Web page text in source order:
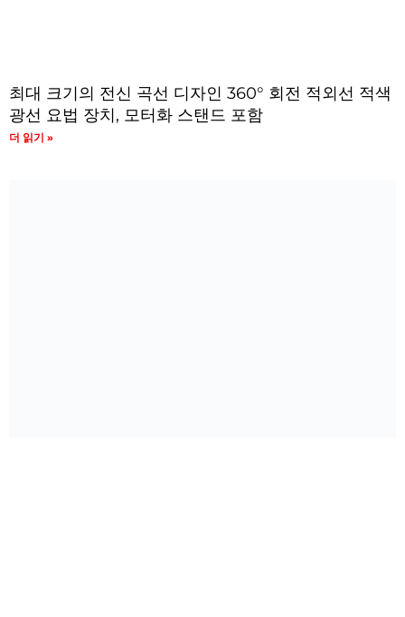
최대 크기의 전신 곡선 디자인 360° 회전 적외선 적색
광선 요법 장치, 모터화 스탠드 포함
더 읽기 »